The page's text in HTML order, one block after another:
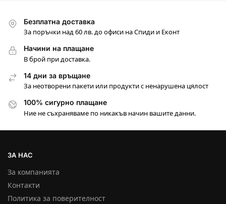
Безплатна доставка
За поръчки над 60 лв. до офиси на Спиди и Еконт
Начини на плащане
В брой при доставка.
14 дни за връщане
За неотворени пакети или продукти с ненарушена цялост
100% сигурно плащане
Ние не съхраняваме по никакъв начин вашите данни.
ЗА НАС
За компанията
Контакти
Политика за поверителност